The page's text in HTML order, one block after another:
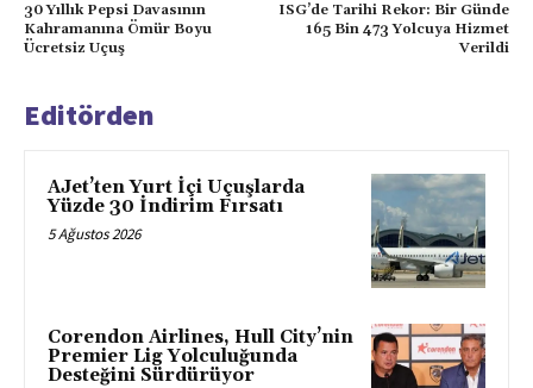
30 Yıllık Pepsi Davasının
Kahramanına Ömür Boyu
Ücretsiz Uçuş
ISG’de Tarihi Rekor: Bir Günde
165 Bin 473 Yolcuya Hizmet
Verildi
Editörden
AJet’ten Yurt İçi Uçuşlarda
Yüzde 30 İndirim Fırsatı
5 Ağustos 2026
Corendon Airlines, Hull City’nin
Premier Lig Yolculuğunda
Desteğini Sürdürüyor